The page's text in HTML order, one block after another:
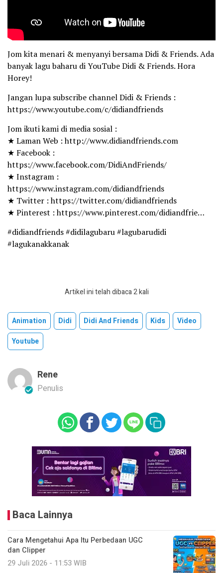
Jom kita menari & menyanyi bersama Didi & Friends. Ada
banyak lagu baharu di YouTube Didi & Friends. Hora
Horey!
Jangan lupa subscribe channel Didi & Friends :
https://www.youtube.com/c/didiandfriends
Jom ikuti kami di media sosial :
★ Laman Web : http://www.didiandfriends.com
★ Facebook :
https://www.facebook.com/DidiAndFriends/
★ Instagram :
https://www.instagram.com/didiandfriends
★ Twitter : https://twitter.com/didiandfriends
★ Pinterest : https://www.pinterest.com/didiandfrie…
#didiandfriends #didilagubaru #lagubarudidi
#lagukanakkanak
Artikel ini telah dibaca 2 kali
Animation Didi Didi And Friends Kids
Video
Youtube
Rene
Penulis
Baca Lainnya
Cara Mengetahui Apa Itu Perbedaan UGC
dan Clipper
29 Juli 2026 - 11:53 WIB